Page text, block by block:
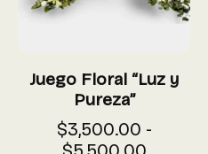
Juego Floral “Luz y
Pureza”
$3,500.00 -